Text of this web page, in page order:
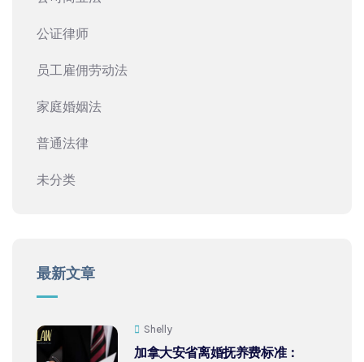
公证律师
员工雇佣劳动法
家庭婚姻法
普通法律
未分类
最新文章
Shelly
加拿大安省离婚抚养费标准：